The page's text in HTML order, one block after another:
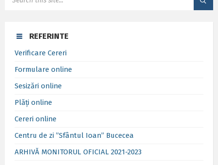
REFERINTE
Verificare Cereri
Formulare online
Sesizări online
Plăți online
Cereri online
Centru de zi ”Sfântul Ioan” Bucecea
ARHIVĂ MONITORUL OFICIAL 2021-2023